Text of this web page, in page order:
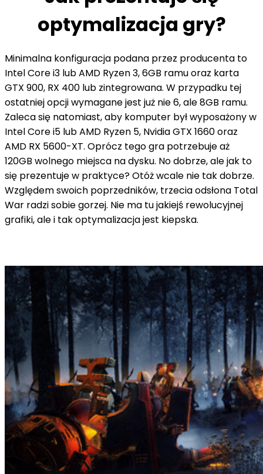
optymalizacja gry?
Minimalna konfiguracja podana przez producenta to
Intel Core i3 lub AMD Ryzen 3, 6GB ramu oraz karta
GTX 900, RX 400 lub zintegrowana. W przypadku tej
ostatniej opcji wymagane jest już nie 6, ale 8GB ramu.
Zaleca się natomiast, aby komputer był wyposażony w
Intel Core i5 lub AMD Ryzen 5, Nvidia GTX 1660 oraz
AMD RX 5600-XT. Oprócz tego gra potrzebuje aż
120GB wolnego miejsca na dysku. No dobrze, ale jak to
się prezentuje w praktyce? Otóż wcale nie tak dobrze.
Względem swoich poprzedników, trzecia odsłona Total
War radzi sobie gorzej. Nie ma tu jakiejś rewolucyjnej
grafiki, ale i tak optymalizacja jest kiepska.